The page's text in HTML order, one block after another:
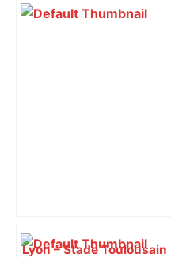
Lyon – Stade